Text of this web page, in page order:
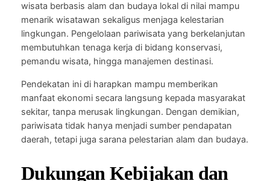
wisata berbasis alam dan budaya lokal di nilai mampu
menarik wisatawan sekaligus menjaga kelestarian
lingkungan. Pengelolaan pariwisata yang berkelanjutan
membutuhkan tenaga kerja di bidang konservasi,
pemandu wisata, hingga manajemen destinasi.
Pendekatan ini di harapkan mampu memberikan
manfaat ekonomi secara langsung kepada masyarakat
sekitar, tanpa merusak lingkungan. Dengan demikian,
pariwisata tidak hanya menjadi sumber pendapatan
daerah, tetapi juga sarana pelestarian alam dan budaya.
Dukungan Kebijakan dan